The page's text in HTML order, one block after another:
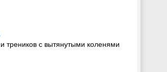
с вытянутыми коленями